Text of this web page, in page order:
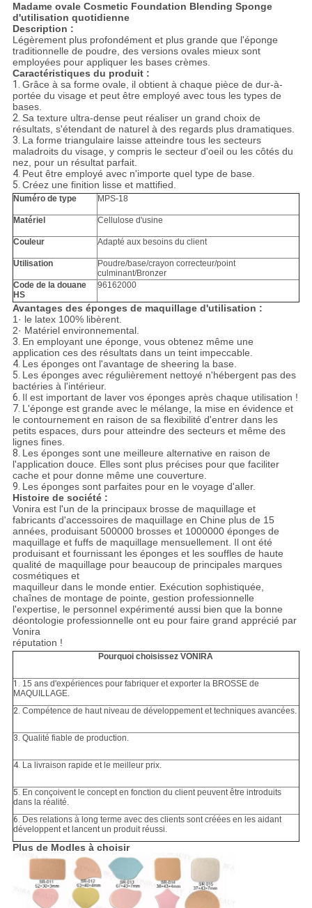
Madame ovale Cosmetic Foundation Blending Sponge
d'utilisation quotidienne
Description :
Légèrement plus profondément et plus grande que l'éponge
traditionnelle de poudre, des versions ovales mieux sont
employées pour appliquer les bases crèmes.
Caractéristiques du produit :
1. Grâce à sa forme ovale, il obtient à chaque pièce de dur-à-
portée du visage et peut être employé avec tous les types de
bases.
2. Sa texture ultra-dense peut réaliser un grand choix de
résultats, s'étendant de naturel à des regards plus dramatiques.
3. La forme triangulaire laisse atteindre tous les secteurs
maladroits du visage, y compris le secteur d'oeil ou les côtés du
nez, pour un résultat parfait.
4. Peut être employé avec n'importe quel type de base.
5. Créez une finition lisse et mattified.
Numéro de type MPS-18
Matériel Cellulose d'usine
Couleur Adapté aux besoins du client
Utilisation
Poudre/base/crayon correcteur/point
culminant/Bronzer
Code de la douane
HS
96162000
Avantages des éponges de maquillage d'utilisation :
1· le latex 100% libèrent.
2· Matériel environnemental.
3. En employant une éponge, vous obtenez même une
application ces des résultats dans un teint impeccable.
4. Les éponges ont l'avantage de sheering la base.
5. Les éponges avec régulièrement nettoyé n'hébergent pas des
bactéries à l'intérieur.
6. Il est important de laver vos éponges après chaque utilisation !
7. L'éponge est grande avec le mélange, la mise en évidence et
le contournement en raison de sa flexibilité d'entrer dans les
petits espaces, durs pour atteindre des secteurs et même des
lignes fines.
8. Les éponges sont une meilleure alternative en raison de
l'application douce. Elles sont plus précises pour que faciliter
cache et pour donne même une couverture.
9. Les éponges sont parfaites pour en le voyage d'aller.
Histoire de société :
Vonira est l'un de la principaux brosse de maquillage et
fabricants d'accessoires de maquillage en Chine plus de 15
années, produisant 500000 brosses et 1000000 éponges de
maquillage et fuffs de maquillage mensuellement. Il ont été
produisant et fournissant les éponges et les souffles de haute
qualité de maquillage pour beaucoup de principales marques
cosmétiques et
maquilleur dans le monde entier. Exécution sophistiquée,
chaînes de montage de pointe, gestion professionnelle
l'expertise, le personnel expérimenté aussi bien que la bonne
déontologie professionnelle ont eu pour faire grand apprécié par
Vonira
réputation !
Pourquoi choisissez VONIRA
1. 15 ans d'expériences pour fabriquer et exporter la BROSSE de
MAQUILLAGE.
2. Compétence de haut niveau de développement et techniques avancées.
3. Qualité fiable de production.
4. La livraison rapide et le meilleur prix.
5. En conçoivent le concept en fonction du client peuvent être introduits
dans la réalité.
6. Des relations à long terme avec des clients sont créées en les aidant
développent et lancent un produit réussi.
Plus de Modles à choisir